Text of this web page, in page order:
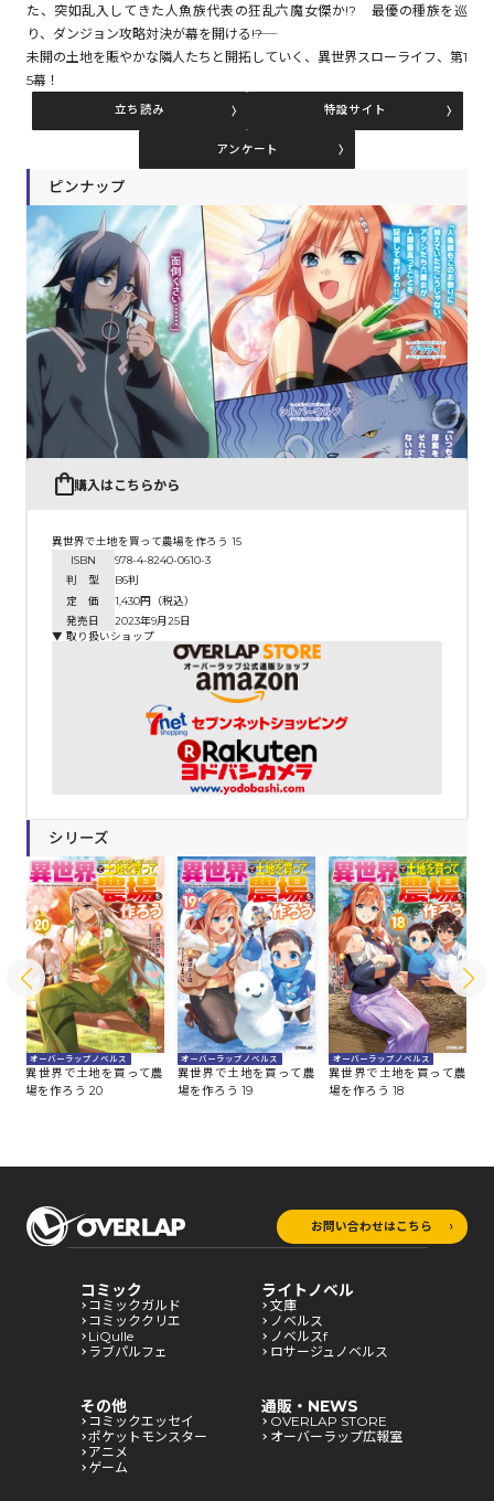
閉じる
た、突如乱入してきた人魚族代表の狂乱六魔女傑か!? 最優の種族を巡
り、ダンジョン攻略対決が幕を開ける――!?
未開の土地を賑やかな隣人たちと開拓していく、異世界スローライフ、第1
5幕！
立ち読み 特設サイト
アンケート
ピンナップ
購入はこちらから
異世界で土地を買って農場を作ろう 15
ISBN
978-4-8240-0610-3
判 型
B6判
定 価
1,430円（税込）
発売日
2023年9月25日
▼ 取り扱いショップ
シリーズ
オーバーラップノベルス
異世界で土地を買って農
場を作ろう 20
オーバーラップノベルス
異世界で土地を買って農
場を作ろう 19
オーバーラップノベルス
異世界で土地を買って農
場を作ろう 18
お問い合わせはこちら
コミック
コミックガルド
コミッククリエ
LiQulle
ラブパルフェ
ライトノベル
文庫
ノベルス
ノベルスf
ロサージュノベルス
その他
コミックエッセイ
ポケットモンスター
アニメ
ゲーム
通販・NEWS
OVERLAP STORE
オーバーラップ広報室